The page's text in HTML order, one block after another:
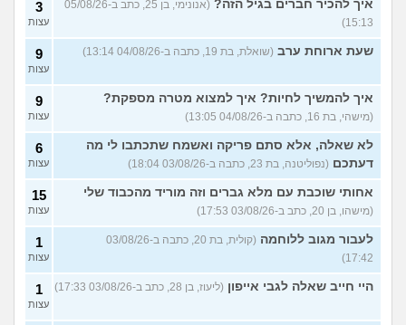
איך להכיר חברים בגיל הזה?
(אנונימי, בן 25, כתב ב-05/08/26
15:13)
3
עצות
שעת ארוחת ערב (שואלת, בת 19, כתבה ב-04/08/26 13:14) 9
עצות
איך להמשיך לחיות? איך למצוא מטרה מספקת?
(מישהי, בת 16, כתבה ב-04/08/26 13:05)
9
עצות
לא שאלה, אלא סתם פריקה ואשמח שתכתבו לי מה
דעתכם (נפוליטנה, בת 23, כתבה ב-03/08/26 18:04)
6
עצות
אחותי שוכבת עם מלא גברים וזה מוריד מהכבוד שלי
(מישהו, בן 20, כתב ב-03/08/26 17:53)
15
עצות
לעבור מגוב ללוחמה
(קולית, בת 20, כתבה ב-03/08/26
17:42)
1
עצות
היי חייב שאלה לגבי אייפון (ליעוז, בן 28, כתב ב-03/08/26 17:33) 1
עצות